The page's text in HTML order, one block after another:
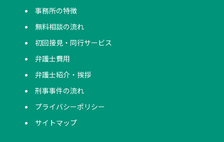
事務所の特徴
無料相談の流れ
初回接見・同行サービス
弁護士費用
弁護士紹介・挨拶
刑事事件の流れ
プライバシーポリシー
サイトマップ